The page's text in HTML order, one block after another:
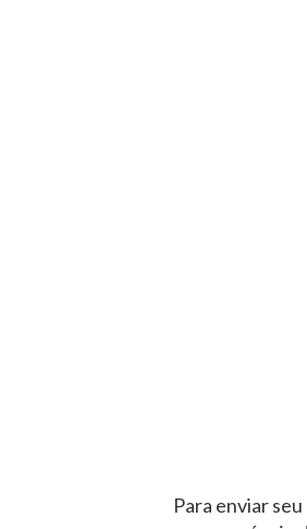
Para enviar